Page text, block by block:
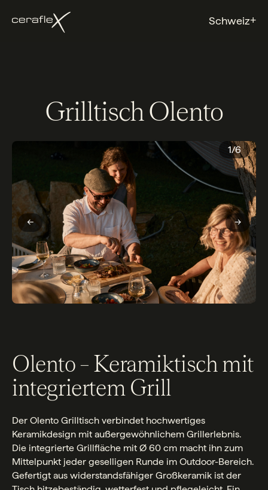
Schweiz+
Grilltisch Olento
1/6
← →
Olento – Keramiktisch mit
integriertem Grill
Der Olento Grilltisch verbindet hochwertiges
Keramikdesign mit außergewöhnlichem Grillerlebnis.
Die integrierte Grillfläche mit Ø 60 cm macht ihn zum
Mittelpunkt jeder geselligen Runde im Outdoor-Bereich.
Gefertigt aus widerstandsfähiger Großkeramik ist der